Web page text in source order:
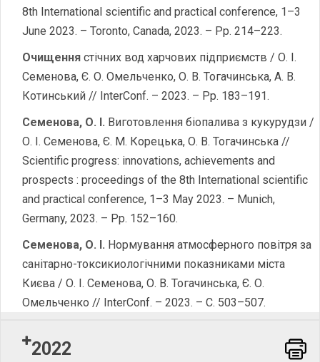
8th International scientific and practical conference, 1–3
June 2023. – Toronto, Canada, 2023. – Pp. 214–223.
Очищення стічних вод харчових підприємств / О. І.
Семенова, Є. О. Омельченко, О. В. Тогачинська, А. В.
Котинський // InterConf. – 2023. – Pp. 183–191.
Семенова, О. І. Виготовлення біопалива з кукурудзи /
О. І. Семенова, Є. М. Корецька, О. В. Тогачинська //
Scientific progress: innovations, achievements and
prospects : proceedings of the 8th International scientific
and practical conference, 1–3 May 2023. – Munich,
Germany, 2023. – Pp. 152–160.
Семенова, О. І. Нормування атмосферного повітря за
санітарно-токсикиологічними показниками міста
Києва / О. І. Семенова, О. В. Тогачинська, Є. О.
Омельченко // InterConf. – 2023. – С. 503–507.
2022 Word